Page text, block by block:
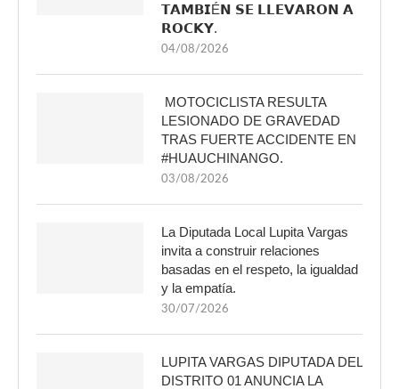
𝗧𝗔𝗠𝗕𝗜É𝗡 𝗦𝗘 𝗟𝗟𝗘𝗩𝗔𝗥𝗢𝗡 𝗔
𝗥𝗢𝗖𝗞𝗬.
04/08/2026
MOTOCICLISTA RESULTA
LESIONADO DE GRAVEDAD
TRAS FUERTE ACCIDENTE EN
#HUAUCHINANGO.
03/08/2026
La Diputada Local Lupita Vargas
invita a construir relaciones
basadas en el respeto, la igualdad
y la empatía.
30/07/2026
LUPITA VARGAS DIPUTADA DEL
DISTRITO 01 ANUNCIA LA